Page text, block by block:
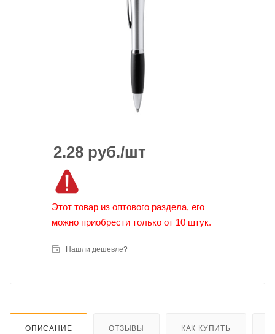
2.28 руб./шт
Этот товар из оптового раздела, его
можно приобрести только от 10 штук.
Нашли дешевле?
ОПИСАНИЕ ОТЗЫВЫ КАК КУПИТЬ